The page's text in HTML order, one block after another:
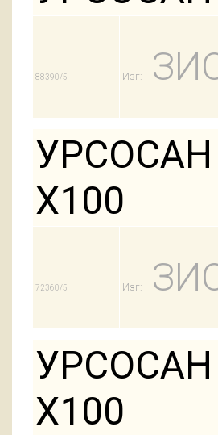
88390/5 Изг:
Х100
72360/5 Изг:
Х100